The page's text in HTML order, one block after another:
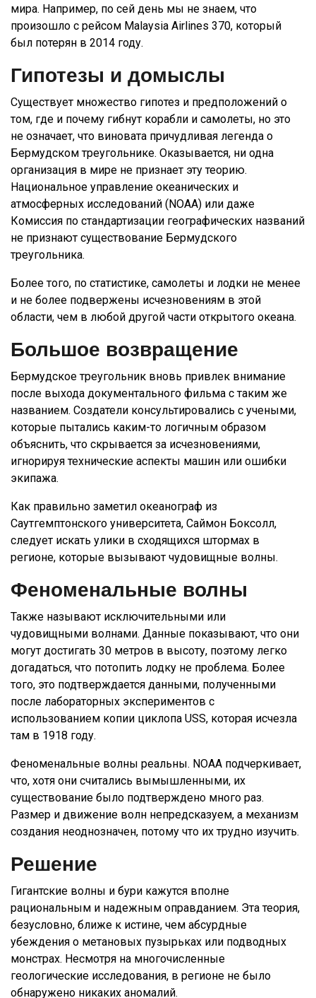
мира. Например, по сей день мы не знаем, что
произошло с рейсом Malaysia Airlines 370, который
был потерян в 2014 году.
Гипотезы и домыслы
Существует множество гипотез и предположений о
том, где и почему гибнут корабли и самолеты, но это
не означает, что виновата причудливая легенда о
Бермудском треугольнике. Оказывается, ни одна
организация в мире не признает эту теорию.
Национальное управление океанических и
атмосферных исследований (NOAA) или даже
Комиссия по стандартизации географических названий
не признают существование Бермудского
треугольника.
Более того, по статистике, самолеты и лодки не менее
и не более подвержены исчезновениям в этой
области, чем в любой другой части открытого океана.
Большое возвращение
Бермудское треугольник вновь привлек внимание
после выхода документального фильма с таким же
названием. Создатели консультировались с учеными,
которые пытались каким-то логичным образом
объяснить, что скрывается за исчезновениями,
игнорируя технические аспекты машин или ошибки
экипажа.
Как правильно заметил океанограф из
Саутгемптонского университета, Саймон Боксолл,
следует искать улики в сходящихся штормах в
регионе, которые вызывают чудовищные волны.
Феноменальные волны
Также называют исключительными или
чудовищными волнами. Данные показывают, что они
могут достигать 30 метров в высоту, поэтому легко
догадаться, что потопить лодку не проблема. Более
того, это подтверждается данными, полученными
после лабораторных экспериментов с
использованием копии циклопа USS, которая исчезла
там в 1918 году.
Феноменальные волны реальны. NOAA подчеркивает,
что, хотя они считались вымышленными, их
существование было подтверждено много раз.
Размер и движение волн непредсказуем, а механизм
создания неоднозначен, потому что их трудно изучить.
Решение
Гигантские волны и бури кажутся вполне
рациональным и надежным оправданием. Эта теория,
безусловно, ближе к истине, чем абсурдные
убеждения о метановых пузырьках или подводных
монстрах. Несмотря на многочисленные
геологические исследования, в регионе не было
обнаружено никаких аномалий.